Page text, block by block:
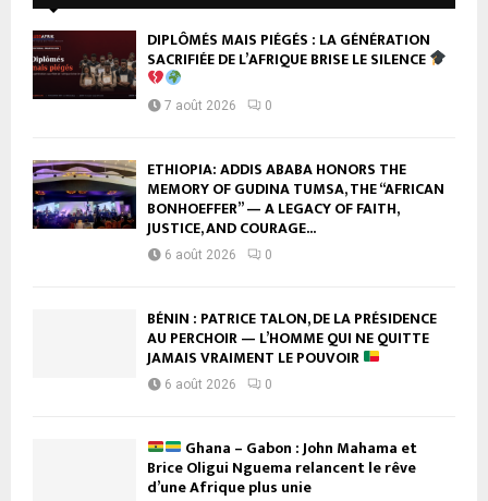
DIPLÔMÉS MAIS PIÉGÉS : LA GÉNÉRATION
SACRIFIÉE DE L’AFRIQUE BRISE LE SILENCE
7 août 2026 0
ETHIOPIA: ADDIS ABABA HONORS THE
MEMORY OF GUDINA TUMSA, THE “AFRICAN
BONHOEFFER” — A LEGACY OF FAITH,
JUSTICE, AND COURAGE...
6 août 2026 0
BÉNIN : PATRICE TALON, DE LA PRÉSIDENCE
AU PERCHOIR — L’HOMME QUI NE QUITTE
JAMAIS VRAIMENT LE POUVOIR
6 août 2026 0
Ghana – Gabon : John Mahama et
Brice Oligui Nguema relancent le rêve
d’une Afrique plus unie